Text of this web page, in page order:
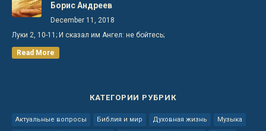
Борис Андреев
December 11, 2018
Луки 2, 10-11; И сказал им Ангел: не бойтесь;
Read More
КАТЕГОРИИ РУБРИК
Актуальные вопросы Библия и мир Духовная жизнь Музыка